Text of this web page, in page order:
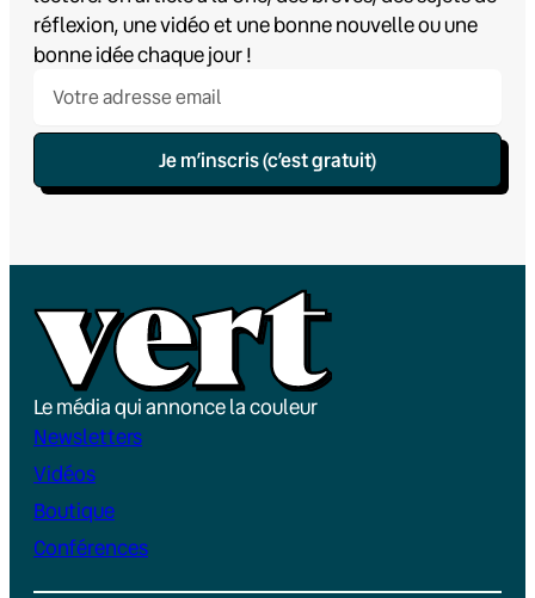
réflexion, une vidéo et une bonne nouvelle ou une
bonne idée chaque jour !
Je m’inscris (c’est gratuit)
Le média qui annonce la couleur
Newsletters
Vidéos
Boutique
Conférences